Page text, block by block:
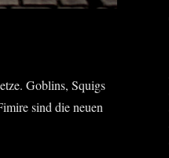
Goblins, Squigs
sind die neuen